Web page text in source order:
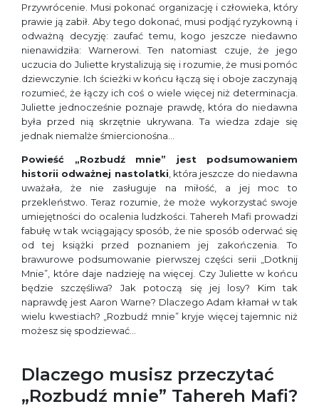
Przywrócenie. Musi pokonać organizację i człowieka, który
prawie ją zabił. Aby tego dokonać, musi podjąć ryzykowną i
odważną decyzję: zaufać temu, kogo jeszcze niedawno
nienawidziła: Warnerowi. Ten natomiast czuje, że jego
uczucia do Juliette krystalizują się i rozumie, że musi pomóc
dziewczynie. Ich ścieżki w końcu łączą się i oboje zaczynają
rozumieć, że łączy ich coś o wiele więcej niż determinacja.
Juliette jednocześnie poznaje prawdę, która do niedawna
była przed nią skrzętnie ukrywana. Ta wiedza zdaje się
jednak niemalże śmiercionośna…
Powieść „Rozbudź mnie” jest podsumowaniem
historii odważnej nastolatki , która jeszcze do niedawna
uważała, że nie zasługuje na miłość, a jej moc to
przekleństwo. Teraz rozumie, że może wykorzystać swoje
umiejętności do ocalenia ludzkości. Tahereh Mafi prowadzi
fabułę w tak wciągający sposób, że nie sposób oderwać się
od tej książki przed poznaniem jej zakończenia. To
brawurowe podsumowanie pierwszej części serii „Dotknij
Mnie”, które daje nadzieję na więcej. Czy Juliette w końcu
będzie szczęśliwa? Jak potoczą się jej losy? Kim tak
naprawdę jest Aaron Warne? Dlaczego Adam kłamał w tak
wielu kwestiach? „Rozbudź mnie” kryje więcej tajemnic niż
możesz się spodziewać…
Dlaczego musisz przeczytać
„Rozbudź mnie” Tahereh Mafi?